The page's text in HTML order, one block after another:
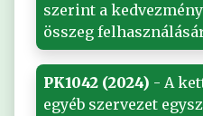
szerint a
összeg
PK1042 (2024) - A
egyéb szervezet